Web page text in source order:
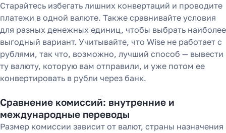
Старайтесь избегать лишних конвертаций и проводите
платежи в одной валюте. Также сравнивайте условия
для разных денежных единиц, чтобы выбрать наиболее
выгодный вариант. Учитывайте, что Wise не работает с
рублями, так что, возможно, лучший способ — вывести
ту валюту, которую вам отправили, и уже потом ее
конвертировать в рубли через банк.
Сравнение комиссий: внутренние и
международные переводы
Размер комиссии зависит от валют, страны назначения